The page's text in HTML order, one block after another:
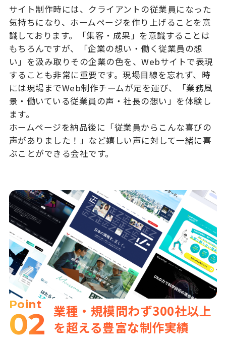
サイト制作時には、クライアントの従業員になった
気持ちになり、ホームページを作り上げることを意
識しております。「集客・成果」を意識することは
もちろんですが、「企業の想い・働く従業員の想
い」を汲み取りその企業の色を、Webサイトで表現
することも非常に重要です。現場目線を忘れず、時
には現場までWeb制作チームが足を運び、「業務風
景・働いている従業員の声・社長の想い」を体験し
ます。
ホームページを納品後に「従業員からこんな喜びの
声がありました！」など嬉しい声に対して一緒に喜
ぶことができる会社です。
Point
02 業種・規模問わず300社以上
を超える豊富な制作実績